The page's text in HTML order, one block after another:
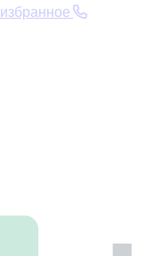
избранное